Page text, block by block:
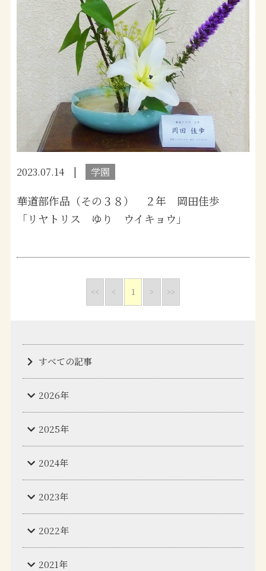
すべての記事
2026年
2025年
2024年
2023年
2022年
2021年
2023.07.14 学園
華道部作品（その３８） ２年 岡田佳歩
「リヤトリス ゆり ウイキョウ」
<< < 1 > >>